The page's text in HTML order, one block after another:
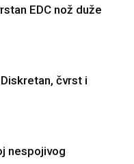
EDC nož duže
čvrst i
nespojivog